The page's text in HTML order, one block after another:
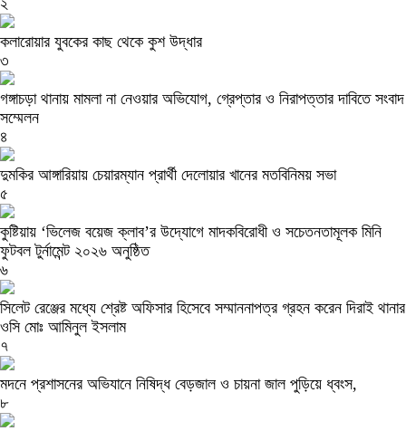
২
কলারোয়ার যুবকের কাছ থেকে কুশ উদ্ধার
৩
গঙ্গাচড়া থানায় মামলা না নেওয়ার অভিযোগ, গ্রেপ্তার ও নিরাপত্তার দাবিতে সংবাদ
সম্মেলন
৪
দুমকির আঙ্গারিয়ায় চেয়ারম্যান প্রার্থী দেলোয়ার খানের মতবিনিময় সভা
৫
কুষ্টিয়ায় ‘ভিলেজ বয়েজ ক্লাব’র উদ্যোগে মাদকবিরোধী ও সচেতনতামূলক মিনি
ফুটবল টুর্নামেন্ট ২০২৬ অনুষ্ঠিত
৬
সিলেট রেঞ্জের মধ্যে শ্রেষ্ট অফিসার হিসেবে সম্মাননাপত্র গ্রহন করেন দিরাই থানার
ওসি মোঃ আমিনুল ইসলাম
৭
মদনে প্রশাসনের অভিযানে নিষিদ্ধ বেড়জাল ও চায়না জাল পুড়িয়ে ধ্বংস,
৮